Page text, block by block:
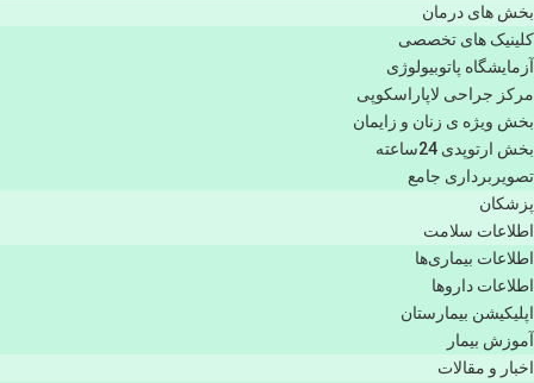
بخش های درمان
کلینیک های تخصصی
آزمایشگاه پاتوبیولوژی
مرکز جراحی لاپاراسکوپی
بخش ویژه ی زنان و زایمان
بخش ارتوپدی 24ساعته
تصویربرداری جامع
پزشكان
اطلاعات سلامت
اطلاعات بیماری‌ها
اطلاعات دارو‌ها
اپليكيشن بيمارستان
آموزش بیمار
اخبار و مقالات